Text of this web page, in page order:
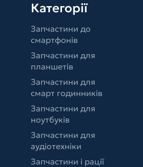
Категорії
Запчастини до
смартфонів
Запчастини для
планшетів
Запчастини для
смарт годинників
Запчастини для
ноутбуків
Запчастини для
аудіотехніки
Запчастини і рації